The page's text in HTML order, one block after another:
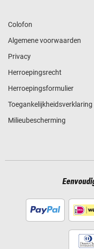
Colofon
Algemene voorwaarden
Privacy
Herroepingsrecht
Herroepingsformulier
Toegankelijkheidsverklaring
Milieubescherming